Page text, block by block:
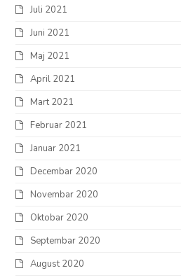
Juli 2021
Juni 2021
Maj 2021
April 2021
Mart 2021
Februar 2021
Januar 2021
Decembar 2020
Novembar 2020
Oktobar 2020
Septembar 2020
August 2020